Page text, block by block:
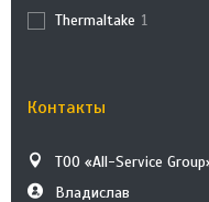
Thermaltake 1
Контакты
ТОО «All-Service
Владислав